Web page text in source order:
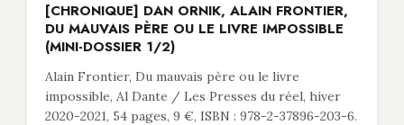
[CHRONIQUE] DAN ORNIK, ALAIN FRONTIER,
DU MAUVAIS PÈRE OU LE LIVRE IMPOSSIBLE
(MINI-DOSSIER 1/2)
Alain Frontier, Du mauvais père ou le livre
impossible, Al Dante / Les Presses du réel, hiver
2020-2021, 54 pages, 9 €, ISBN : 978-2-37896-203-6.